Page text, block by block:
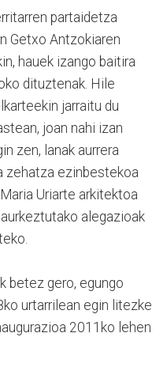
partaidetza
Getxo Antzokiaren
hauek izango baitira
dituztenak. Hile
jarraitu du
joan nahi izan
zen, lanak aurrera
zehatza ezinbestekoa
Uriarte arkitektoa
alegazioak
betez gero, egungo
urtarrilean egin litezke
2011ko lehen